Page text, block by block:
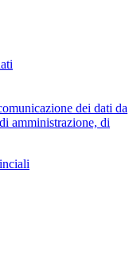
dei dati da
amministrazione, di